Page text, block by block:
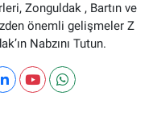
Zonguldak , Bartın ve
önemli gelişmeler Z
Nabzını Tutun.